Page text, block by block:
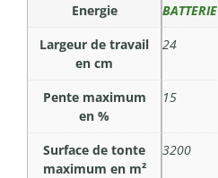
Energie
BATTERIE
Largeur de travail
en cm
24
Pente maximum
en %
15
Surface de tonte
maximum en m²
3200